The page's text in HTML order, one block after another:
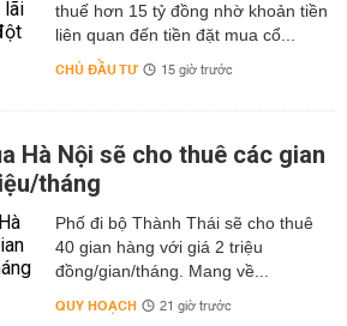
thuế hơn 15 tỷ đồng nhờ khoản tiền
liên quan đến tiền đặt mua cổ...
CHỦ ĐẦU TƯ 15 giờ trước
Hà Nội sẽ cho thuê các gian
tháng
Phố đi bộ Thành Thái sẽ cho thuê
40 gian hàng với giá 2 triệu
đồng/gian/tháng. Mang về...
QUY HOẠCH 21 giờ trước